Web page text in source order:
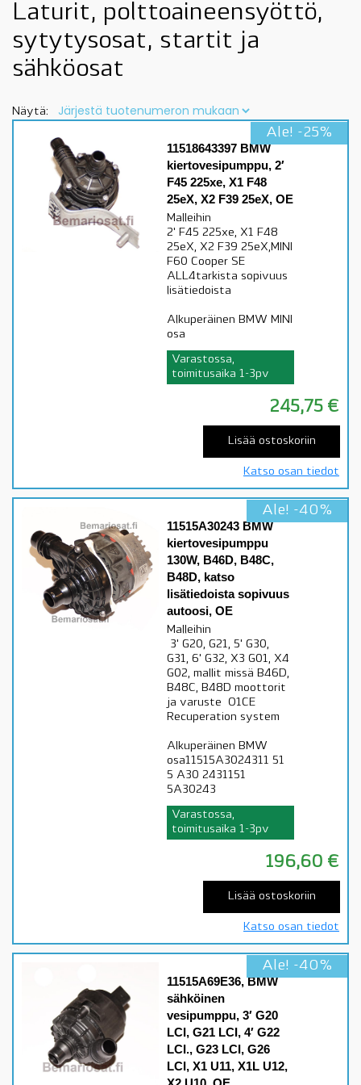
Laturit, polttoaineensyöttö,
sytytysosat, startit ja
sähköosat
Näytä:
Ale! -25%
11518643397 BMW
kiertovesipumppu, 2′
F45 225xe, X1 F48
25eX, X2 F39 25eX, OE
Malleihin
2' F45 225xe, X1 F48
25eX, X2 F39 25eX,MINI
F60 Cooper SE
ALL4tarkista sopivuus
lisätiedoista
Alkuperäinen BMW MINI
osa
Varastossa,
toimitusaika 1-3pv
245,75 €
Lisää ostoskoriin
Katso osan tiedot
Ale! -40%
11515A30243 BMW
kiertovesipumppu
130W, B46D, B48C,
B48D, katso
lisätiedoista sopivuus
autoosi, OE
Malleihin
3' G20, G21, 5' G30,
G31, 6' G32, X3 G01, X4
G02, mallit missä B46D,
B48C, B48D moottorit
ja varuste O1CE
Recuperation system
Alkuperäinen BMW
osa11515A3024311 51
5 A30 2431151
5A30243
Varastossa,
toimitusaika 1-3pv
196,60 €
Lisää ostoskoriin
Katso osan tiedot
Ale! -40%
11515A69E36, BMW
sähköinen
vesipumppu, 3′ G20
LCI, G21 LCI, 4′ G22
LCI., G23 LCI, G26
LCI, X1 U11, X1L U12,